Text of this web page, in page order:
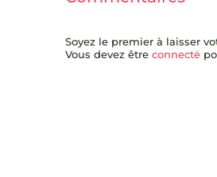
Soyez le premier à laisser
Vous devez être connecté